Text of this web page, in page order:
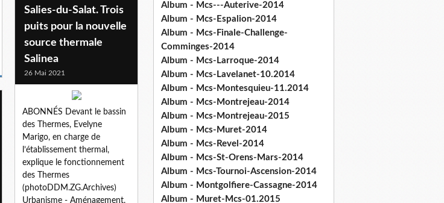
Salies-du-Salat. Trois
puits pour la nouvelle
source thermale
Salinea
26 Mai 2021
ABONNÉS Devant le bassin
des Thermes, Evelyne
Marigo, en charge de
l’établissement thermal,
explique le fonctionnement
des Thermes
(photoDDM.ZG.Archives)
Urbanisme - Aménagement,
Album - Mcs---Auterive-2014
Album - Mcs-Espalion-2014
Album - Mcs-Finale-Challenge-
Comminges-2014
Album - Mcs-Larroque-2014
Album - Mcs-Lavelanet-10.2014
Album - Mcs-Montesquieu-11.2014
Album - Mcs-Montrejeau-2014
Album - Mcs-Montrejeau-2015
Album - Mcs-Muret-2014
Album - Mcs-Revel-2014
Album - Mcs-St-Orens-Mars-2014
Album - Mcs-Tournoi-Ascension-2014
Album - Montgolfiere-Cassagne-2014
Album - Muret-Mcs-01.2015